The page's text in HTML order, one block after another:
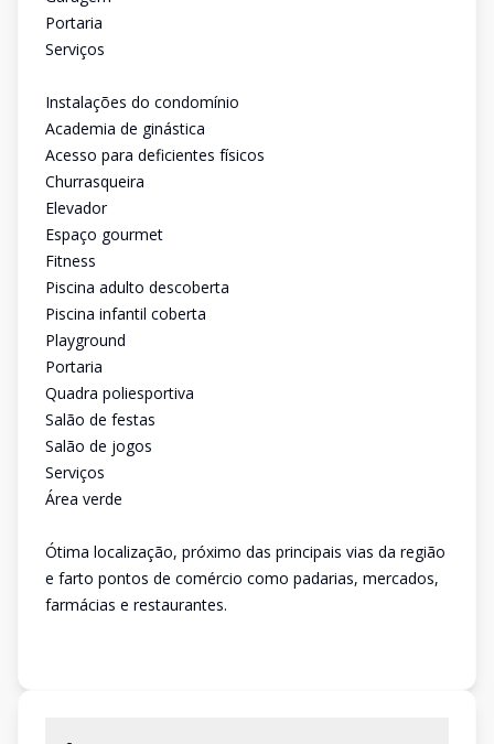
Portaria
Serviços
Instalações do condomínio
Academia de ginástica
Acesso para deficientes físicos
Churrasqueira
Elevador
Espaço gourmet
Fitness
Piscina adulto descoberta
Piscina infantil coberta
Playground
Portaria
Quadra poliesportiva
Salão de festas
Salão de jogos
Serviços
Área verde
Ótima localização, próximo das principais vias da região
e farto pontos de comércio como padarias, mercados,
farmácias e restaurantes.